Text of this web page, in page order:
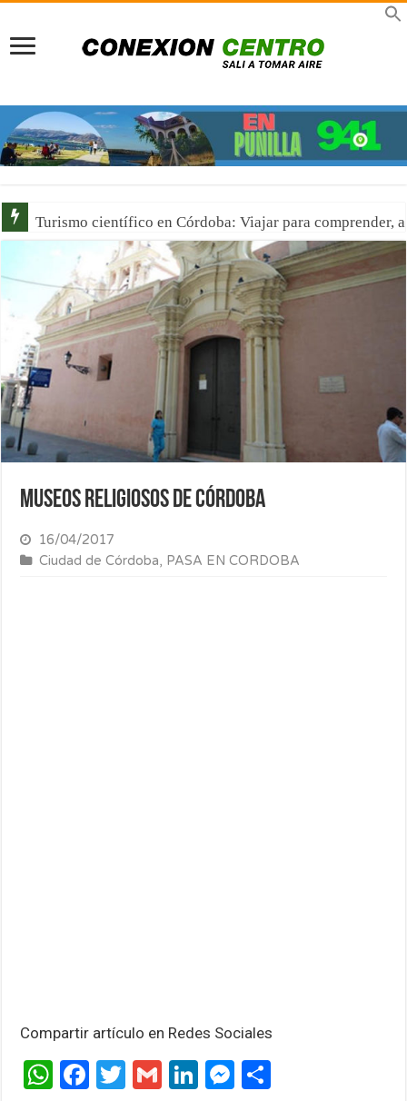
Turismo científico en Córdoba: Viajar para comprender,
Museos religiosos de Córdoba
16/04/2017
Ciudad de Córdoba, PASA EN CORDOBA
Compartir artículo en Redes Sociales
W F
T
G
Li M